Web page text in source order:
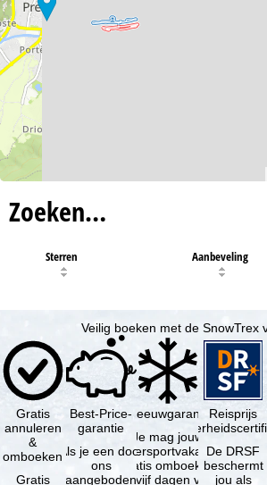
Zoeken…
Sterren Aanbeveling
Veilig boeken met de SnowTrex
Gratis
annuleren
&
omboeken
Gratis
Best-Price-
garantie
Als je een door
ons
aangeboden
Sneeuwgarantie
Je mag jouw
wintersportvakantie
gratis omboeken
als vijf dagen voor
Reisprijs
De DRSF
beschermt
jou als